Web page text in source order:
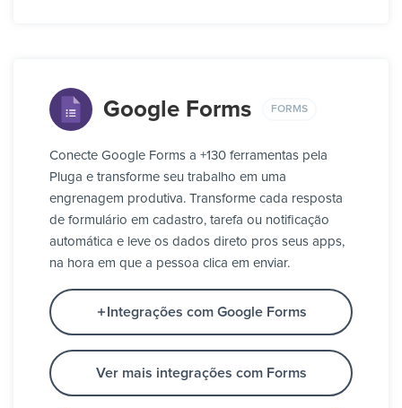
Google Forms FORMS
Conecte Google Forms a +130 ferramentas pela
Pluga e transforme seu trabalho em uma
engrenagem produtiva. Transforme cada resposta
de formulário em cadastro, tarefa ou notificação
automática e leve os dados direto pros seus apps,
na hora em que a pessoa clica em enviar.
Integrações com Google Forms
Ver mais integrações com Forms